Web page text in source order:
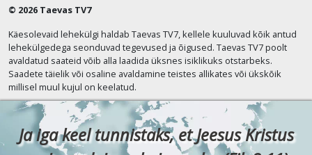
© 2026 Taevas TV7
Käesolevaid lehekülgi haldab Taevas TV7, kellele kuuluvad kõik antud
lehekülgedega seonduvad tegevused ja õigused. Taevas TV7 poolt
avaldatud saateid võib alla laadida üksnes isiklikuks otstarbeks.
Saadete täielik või osaline avaldamine teistes allikates või ükskõik
millisel muul kujul on keelatud.
Ja iga keel tunnistaks, et Jeesus Kristus